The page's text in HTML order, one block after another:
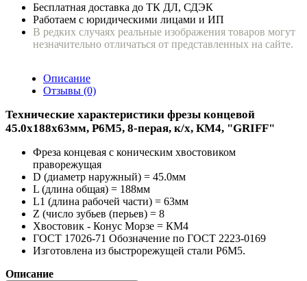
Бесплатная доставка до ТК ДЛ, СДЭК
Работаем с юридическими лицами и ИП
В редких случаях реальные изображения товаров могут
незначительно отличаться от представленных на сайте.
Описание
Отзывы (0)
Технические характеристики фрезы концевой
45.0х188х63мм, Р6М5, 8-перая, к/х, КМ4, "GRIFF"
Фреза концевая с коническим хвостовиком
праворежущая
D (диаметр наружный) = 45.0мм
L (длина общая) = 188мм
L1 (длина рабочей части) = 63мм
Z (число зубьев (перьев) = 8
Хвостовик - Конус Морзе = КМ4
ГОСТ 17026-71 Обозначение по ГОСТ 2223-0169
Изготовлена из быстрорежущей стали Р6М5.
Описание